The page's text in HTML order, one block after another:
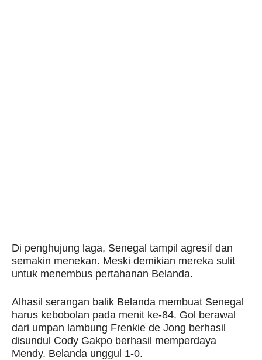
Di penghujung laga, Senegal tampil agresif dan
semakin menekan. Meski demikian mereka sulit
untuk menembus pertahanan Belanda.
Alhasil serangan balik Belanda membuat Senegal
harus kebobolan pada menit ke-84. Gol berawal
dari umpan lambung Frenkie de Jong berhasil
disundul Cody Gakpo berhasil memperdaya
Mendy. Belanda unggul 1-0.